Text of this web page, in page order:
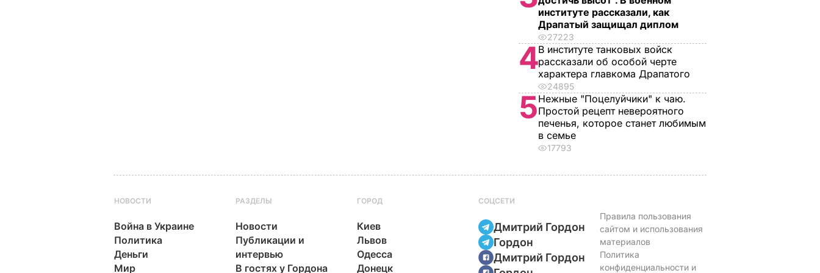
институте рассказали, как
Драпатый защищал диплом
27223
4В институте танковых войск
рассказали об особой черте
характера главкома Драпатого
24895
5Нежные "Поцелуйчики" к чаю.
Простой рецепт невероятного
печенья, которое станет любимым
в семье
17793
НОВОСТИ
Война в Украине
Политика
Деньги
Мир
РАЗДЕЛЫ
Новости
Публикации и
интервью
В гостях у Гордона
ГОРОД
Киев
Львов
Одесса
Донецк
СОЦСЕТИ
Дмитрий Гордон
Гордон
Дмитрий Гордон
Правила пользования
сайтом и использования
материалов
Политика
конфиденциальности и